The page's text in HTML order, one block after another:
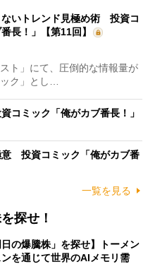
ないトレンド見極め術 投資コ
長！」【第11回】
ト」にて、圧倒的な情報量が
ク」とし…
コミック「俺がカブ番長！」
意 投資コミック「俺がカブ番
一覧を見る
探せ！
日の爆騰株」を探せ】トーメン
を通じて世界のAIメモリ需